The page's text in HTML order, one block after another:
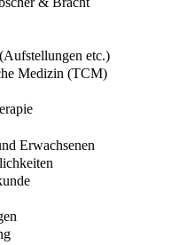
etc.)
Medizin (TCM)
Erwachsenen